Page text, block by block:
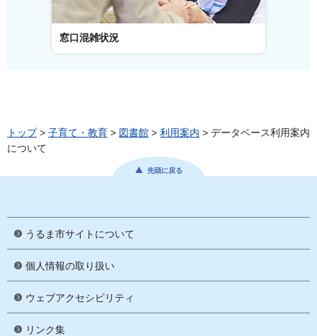
窓口混雑状況
トップ> 子育て・教育 > 図書館 > 利用案内 > データベース利用案内
について
先頭に戻る
うるま市サイトについて
個人情報の取り扱い
ウェブアクセシビリティ
リンク集